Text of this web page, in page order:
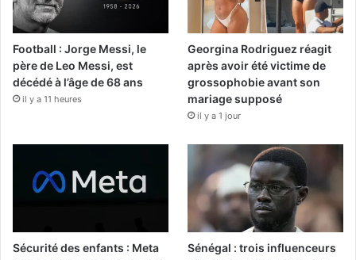
Football : Jorge Messi, le
père de Leo Messi, est
décédé à l’âge de 68 ans
il y a 11 heures
Georgina Rodriguez réagit
après avoir été victime de
grossophobie avant son
mariage supposé
il y a 1 jour
Sécurité des enfants : Meta
Sénégal : trois influenceurs